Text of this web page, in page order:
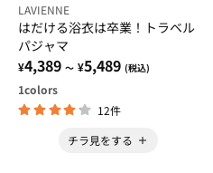
LAVIENNE
はだける浴衣は卒業！トラベル
パジャマ
¥4,389 ～ ¥5,489 (税込)
1colors
12件
チラ見をする